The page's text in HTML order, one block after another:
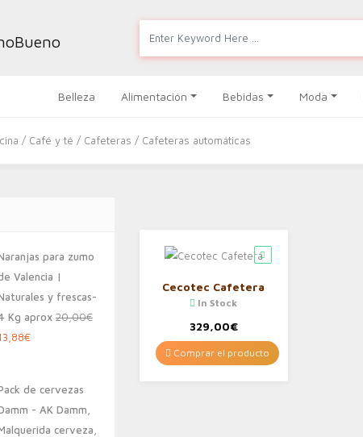
Belleza Alimentación Bebidas Moda
/ Café y té / Cafeteras / Cafeteras automáticas
para zumo
Valencia |
y frescas-
Kg aprox 20,00€
€El
es:
13,88€.
de cervezas
- AK Damm,
cerveza,
Cecotec Cafetera
In Stock
329,00€
Comprar el producto